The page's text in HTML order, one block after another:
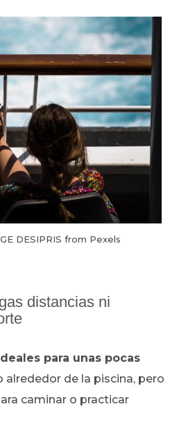
DESIPRIS from Pexels
distancias ni
para unas pocas
alrededor de la piscina, pero
caminar o practicar